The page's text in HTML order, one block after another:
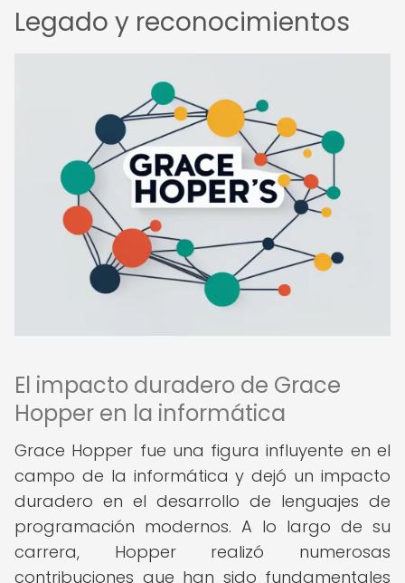
Legado y reconocimientos
El impacto duradero de Grace
Hopper en la informática
Grace Hopper fue una figura influyente en el
campo de la informática y dejó un impacto
duradero en el desarrollo de lenguajes de
programación modernos. A lo largo de su
carrera, Hopper realizó numerosas
contribuciones que han sido fundamentales